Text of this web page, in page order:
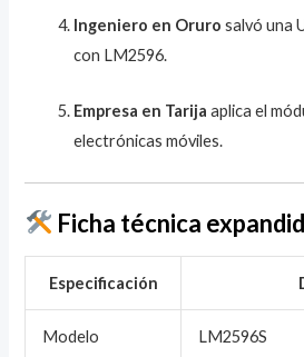
Ingeniero en Oruro salvó una
con LM2596.
Empresa en Tarija aplica el
electrónicas móviles.
Ficha técnica
Especificación
Modelo LM2596S